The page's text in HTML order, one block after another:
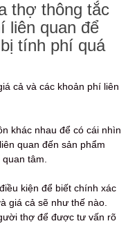
thợ thông tắc
liên quan để
tính phí quá
cả và các khoản phí liên
khác nhau để có cái nhìn
quan đến sản phẩm
tâm.
kiện để biết chính xác
giá cả sẽ như thế nào.
thợ để được tư vấn rõ